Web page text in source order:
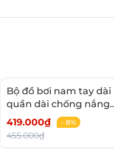
Bộ đồ bơi nam tay dài
quần dài chống nắng
chống UV, thiết kế trẻ
trung quân 2 lớp che
chắn kín đáo năng
419.000₫ - 8%
455.000₫